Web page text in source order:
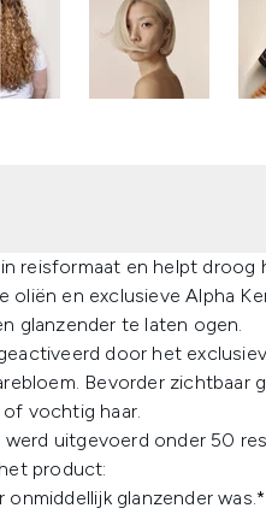
reisformaat en helpt droog
oliën en exclusieve Alpha
glanzender te laten ogen.
door het
Bevorder zichtbaar
vochtig haar.
uitgevoerd onder 50
product:
glanzender was.*